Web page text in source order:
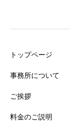
トップページ
事務所について
ご挨拶
料金のご説明